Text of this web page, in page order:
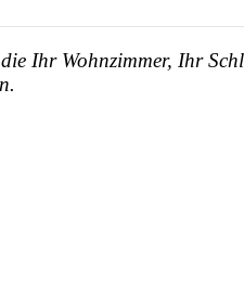
Ihr Wohnzimmer, Ihr